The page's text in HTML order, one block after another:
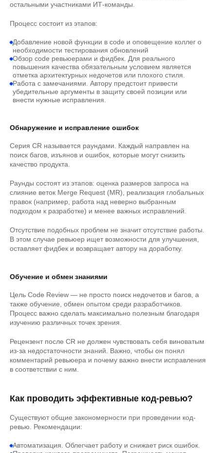
остальными участниками ИТ-команды.
Процесс состоит из этапов:
Добавление новой функции в code и оповещение коллег о
необходимости тестирования обновлений
Обзор code ревьюерами и фидбек. Для реального
повышения качества обязательным условием является
отметка архитектурных недочетов или плохого стиля.
Работа с замечаниями. Автору предстоит привести
убедительные аргументы в защиту своей позиции или
внести нужные исправления.
Обнаружение и исправление ошибок
Серия CR называется раундами. Каждый направлен на
поиск багов, изъянов и ошибок, которые могут снизить
качество продукта.
Раунды состоят из этапов: оценка размеров запроса на
слияние веток Merge Request (MR), реализация глобальных
правок (например, работа над неверно выбранным
подходом к разработке) и менее важных исправлений.
Отсутствие подобных проблем не значит отсутствие работы.
В этом случае ревьюер ищет возможности для улучшения,
оставляет фидбек и возвращает автору на доработку.
Обучение и обмен знаниями
Цель Code Review — не просто поиск недочетов и багов, а
также обучение, обмен опытом среди разработчиков.
Процесс важно сделать максимально полезным благодаря
изучению различных точек зрения.
Рецензент после CR не должен чувствовать себя виноватым
из-за недостаточности знаний. Важно, чтобы он понял
комментарий ревьюера и почему важно внести исправления
в соответствии с ним.
Как проводить эффективные код-ревью?
Существуют общие закономерности при проведении код-
ревью. Рекомендации:
Автоматизация. Облегчает работу и снижает риск ошибок.